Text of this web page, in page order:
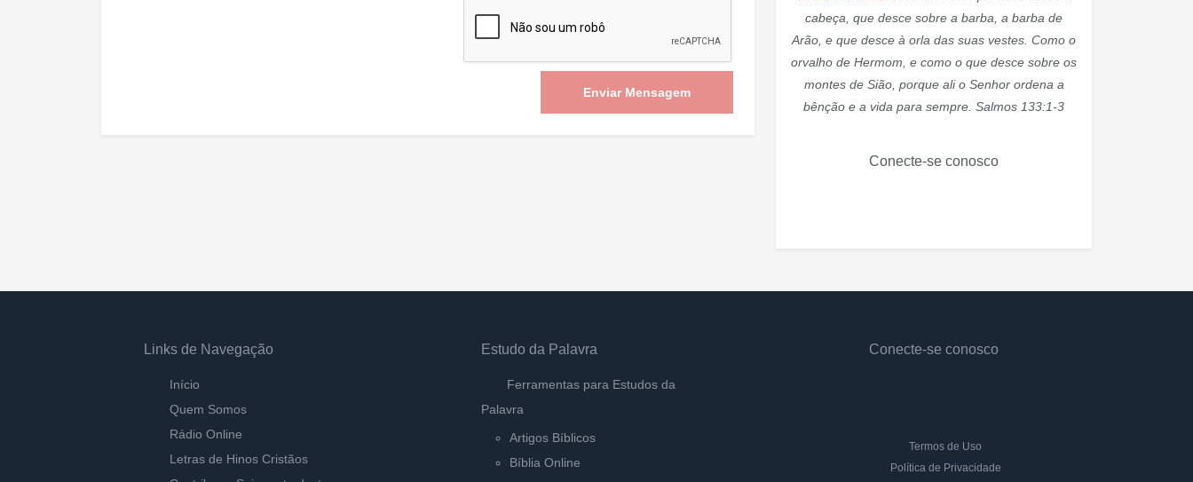
Enviar Mensagem
cabeça, que desce sobre a barba, a barba de
Arão, e que desce à orla das suas vestes. Como o
orvalho de Hermom, e como o que desce sobre os
montes de Sião, porque ali o Senhor ordena a
bênção e a vida para sempre. Salmos 133:1-3
Conecte-se conosco
Links de Navegação
Início
Quem Somos
Rádio Online
Letras de Hinos Cristãos
Estudo da Palavra
Ferramentas para Estudos da
Palavra
Artigos Bíblicos
Bíblia Online
Conecte-se conosco
Termos de Uso
Política de Privacidade